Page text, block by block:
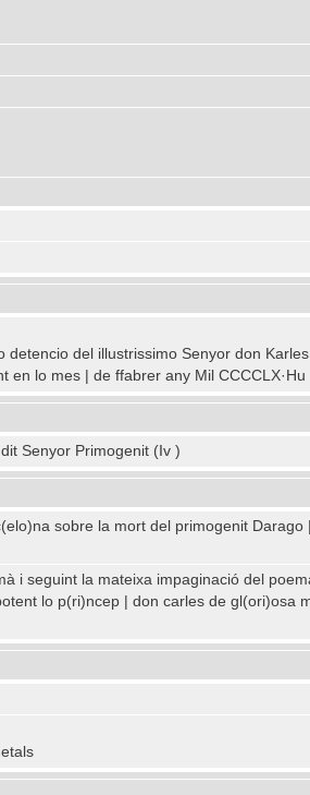
del illustrissimo Senyor don
en lo mes | de ffabrer any Mil CCCCLX·Hu
Senyor Primogenit (Iv )
sobre la mort del primogenit
i seguint la mateixa impaginació del
lo p(ri)ncep | don carles de gl(ori)osa